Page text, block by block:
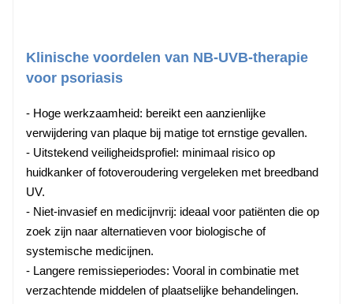
Klinische voordelen van NB-UVB-therapie
voor psoriasis
- Hoge werkzaamheid: bereikt een aanzienlijke
verwijdering van plaque bij matige tot ernstige gevallen.
- Uitstekend veiligheidsprofiel: minimaal risico op
huidkanker of fotoveroudering vergeleken met breedband
UV.
- Niet-invasief en medicijnvrij: ideaal voor patiënten die op
zoek zijn naar alternatieven voor biologische of
systemische medicijnen.
- Langere remissieperiodes: Vooral in combinatie met
verzachtende middelen of plaatselijke behandelingen.